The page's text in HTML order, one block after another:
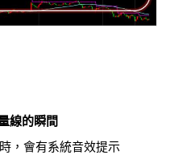
線的瞬間
，會有系統音效提示